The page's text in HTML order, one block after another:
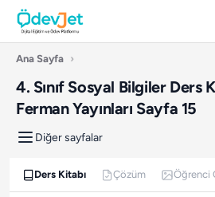
Ana Sayfa ›
4. Sınıf Sosyal Bilgiler Ders
Ferman Yayınları Sayfa 15
Diğer sayfalar
Ders Kitabı Çözüm Öğrenci